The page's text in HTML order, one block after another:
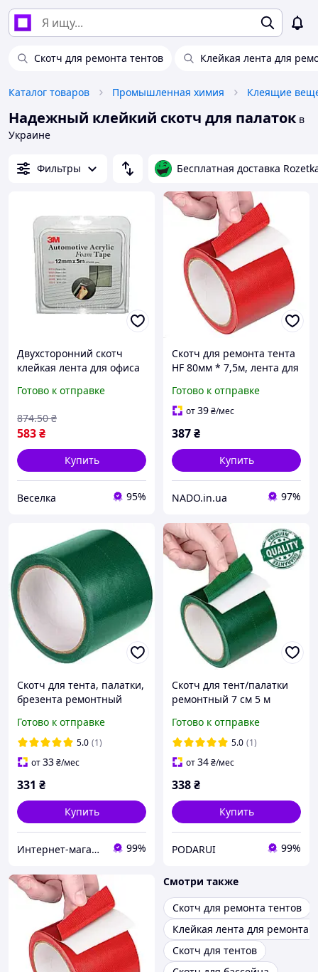
Скотч для ремонта тентов Клейкая лента для
Каталог товаров Промышленная химия Клеящие
Надежный клейкий скотч для палаток в
Украине
Фильтры Бесплатная доставка
Двухсторонний скотч
клейкая лента для офиса
крепление для бумаги и
Готово к отправке
583₴
874.50 ₴
Купить
Веселка 95%
Скотч для ремонта тента
HF 80мм * 7,5м, лента для
и прорезиненных тканей,
красный
Готово к отправке
от39₴/мес
387₴
Купить
NADO.in.ua 97%
Скотч для тента, палатки,
брезента ремонтный
Готово к отправке
5.0 (1)
от33₴/мес
331 ₴
Купить
Интернет-магазин "VTRENDI" 99%
Скотч для тент/палатки
ремонтный 7 см 5 м
Готово к отправке
5.0 (1)
от34₴/мес
338₴
Купить
PODARUI 99%
Смотри также
Скотч для ремонта тентов
Клейкая лента для ремонта
Скотч для тентов